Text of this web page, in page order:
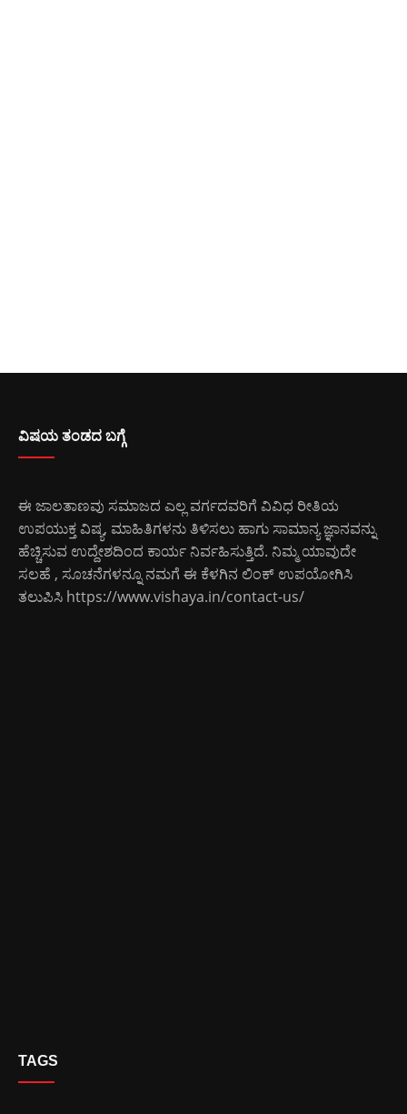
ವಿಷಯ ತಂಡದ ಬಗ್ಗೆ
ಈ ಜಾಲತಾಣವು ಸಮಾಜದ ಎಲ್ಲ ವರ್ಗದವರಿಗೆ ವಿವಿಧ ರೀತಿಯ
ಉಪಯುಕ್ತ ವಿಷ್ಯ, ಮಾಹಿತಿಗಳನು ತಿಳಿಸಲು ಹಾಗು ಸಾಮಾನ್ಯ ಜ್ಞಾನವನ್ನು
ಹೆಚ್ಚಿಸುವ ಉದ್ದೇಶದಿಂದ ಕಾರ್ಯ ನಿರ್ವಹಿಸುತ್ತಿದೆ. ನಿಮ್ಮ ಯಾವುದೇ
ಸಲಹೆ , ಸೂಚನೆಗಳನ್ನೂ ನಮಗೆ ಈ ಕೆಳಗಿನ ಲಿಂಕ್ ಉಪಯೋಗಿಸಿ
ತಲುಪಿಸಿ https://www.vishaya.in/contact-us/
TAGS